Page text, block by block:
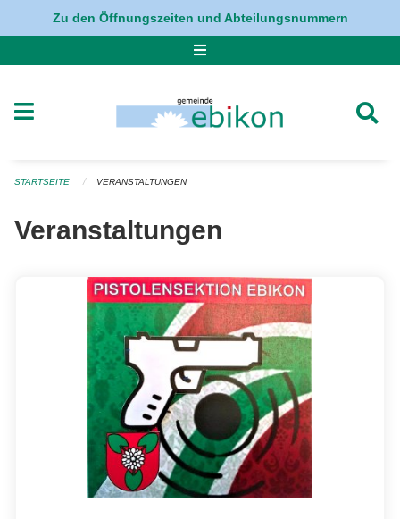
Navigation überspringen
Zu den Öffnungszeiten und Abteilungsnummern
STARTSEITE VERANSTALTUNGEN
Veranstaltungen